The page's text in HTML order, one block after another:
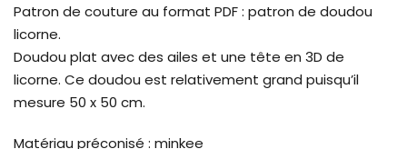
Patron de couture au format PDF : patron de doudou
licorne.
Doudou plat avec des ailes et une tête en 3D de
licorne. Ce doudou est relativement grand puisqu’il
mesure 50 x 50 cm.
Matériau préconisé : minkee